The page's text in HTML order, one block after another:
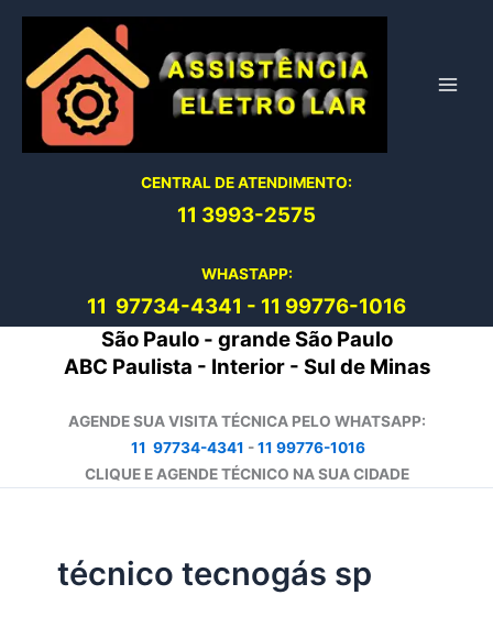
conteúdo
CENTRAL DE ATENDIMENTO:
11 3993-2575
WHASTAPP:
11 97734-4341 - 11 99776-1016
São Paulo - grande São Paulo
ABC Paulista - Interior - Sul de Minas
AGENDE SUA VISITA TÉCNICA PELO WHATSAPP:
11 97734-4341 -11 99776-1016
CLIQUE E AGENDE TÉCNICO NA SUA CIDADE
técnico tecnogás sp